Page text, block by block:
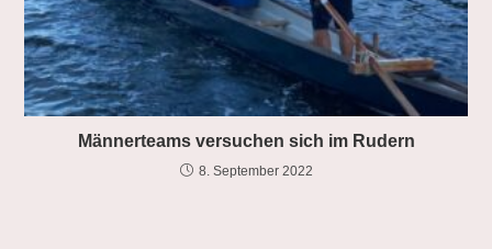
Männerteams versuchen sich im Rudern
8. September 2022